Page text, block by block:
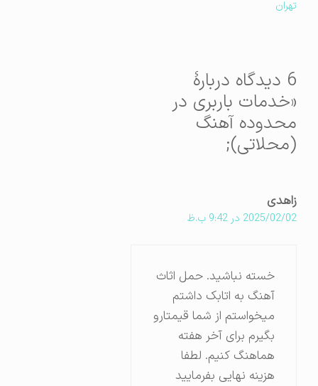
6 دیدگاه دربارهٔ
«خدمات باربری در
محدوده آهنگ
(محلاتی);
زاهدی
2025/02/02 در 9:42 ب.ظ
خسته نباشید. حمل اثاث
آهنگ به اتابک داشتم
میخواستم از شما قیمتارو
بگیرم برای آخر هفته
هماهنگ کنیم. لطفا
هزینه نهایی بفرمایید